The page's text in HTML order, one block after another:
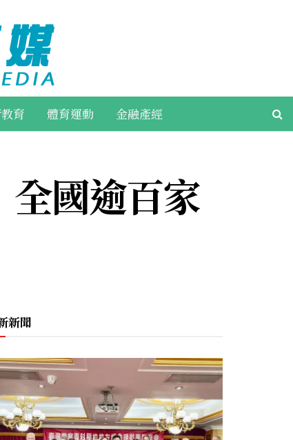
育 體育運動 金融產經
國逾百家
新聞